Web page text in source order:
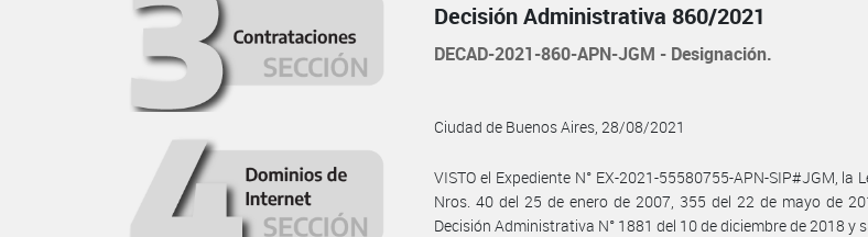
Decisión Administrativa 860/2021
DECAD-2021-860-APN-JGM - Designación.
Ciudad de Buenos Aires, 28/08/2021
VISTO el Expediente N° EX-2021-55580755-APN-SIP#JGM, la
Nros. 40 del 25 de enero de 2007, 355 del 22 de mayo de
Decisión Administrativa N° 1881 del 10 de diciembre de 2018 y